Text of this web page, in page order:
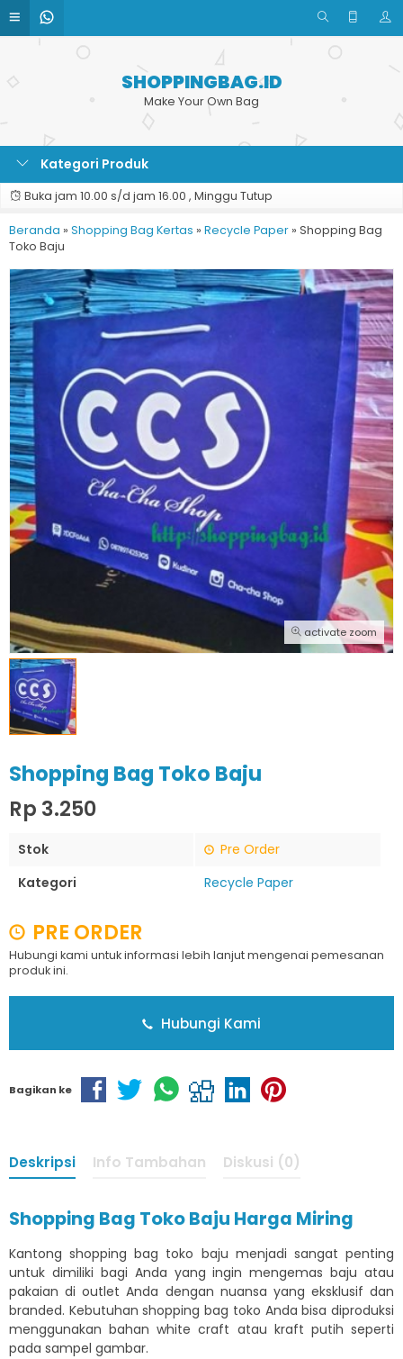
SHOPPINGBAG.ID
Make Your Own Bag
Kategori Produk
Buka jam 10.00 s/d jam 16.00 , Minggu Tutup
Beranda » Shopping Bag Kertas » Recycle Paper » Shopping Bag
Toko Baju
activate zoom
Shopping Bag Toko Baju
Rp 3.250
Stok
Pre Order
Kategori
Recycle Paper
PRE ORDER
Hubungi kami untuk informasi lebih lanjut mengenai pemesanan
produk ini.
Hubungi Kami
Bagikan ke
Deskripsi Info Tambahan Diskusi (0)
Shopping Bag Toko Baju Harga Miring
Kantong shopping bag toko baju menjadi sangat penting
untuk dimiliki bagi Anda yang ingin mengemas baju atau
pakaian di outlet Anda dengan nuansa yang eksklusif dan
branded. Kebutuhan shopping bag toko Anda bisa diproduksi
menggunakan bahan white craft atau kraft putih seperti
pada sampel gambar.